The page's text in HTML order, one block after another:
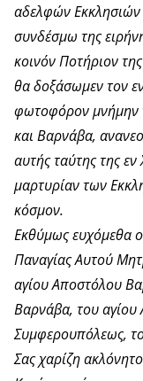
αδελφών Εκκλησιών
συνδέσμω της
κοινόν Ποτήριον
θα δοξάσωμεν τον
φωτοφόρον μνήμην
και Βαρνάβα,
αυτής ταύτης της εν
μαρτυρίαν των
κόσμον.
Εκθύμως ευχόμεθα
Παναγίας Αυτού
αγίου Αποστόλου
Βαρνάβα, του αγίου
Συμφερουπόλεως,
Σας χαρίζη